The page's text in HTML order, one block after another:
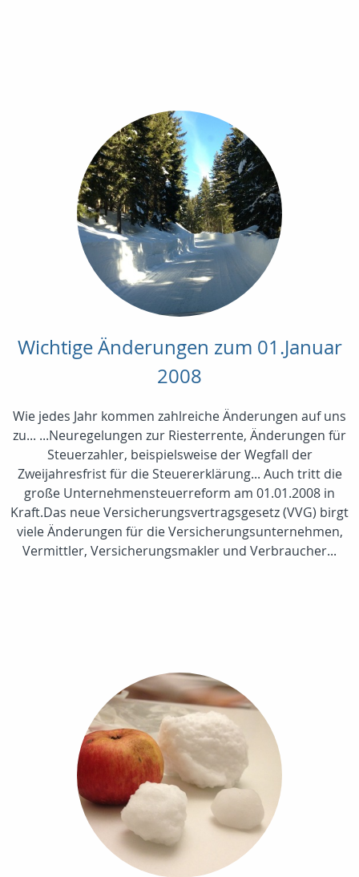
Wichtige Änderungen zum 01.Januar
2008
Wie jedes Jahr kommen zahlreiche Änderungen auf uns
zu... ...Neuregelungen zur Riesterrente, Änderungen für
Steuerzahler, beispielsweise der Wegfall der
Zweijahresfrist für die Steuererklärung... Auch tritt die
große Unternehmensteuerreform am 01.01.2008 in
Kraft.Das neue Versicherungsvertragsgesetz (VVG) birgt
viele Änderungen für die Versicherungsunternehmen,
Vermittler, Versicherungsmakler und Verbraucher...